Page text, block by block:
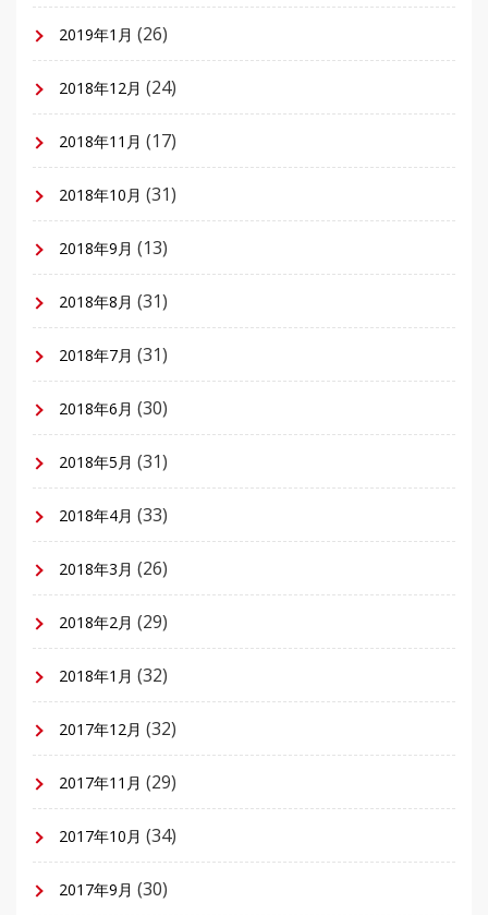
2019年1月 (26)
2018年12月 (24)
2018年11月 (17)
2018年10月 (31)
2018年9月 (13)
2018年8月 (31)
2018年7月 (31)
2018年6月 (30)
2018年5月 (31)
2018年4月 (33)
2018年3月 (26)
2018年2月 (29)
2018年1月 (32)
2017年12月 (32)
2017年11月 (29)
2017年10月 (34)
2017年9月 (30)